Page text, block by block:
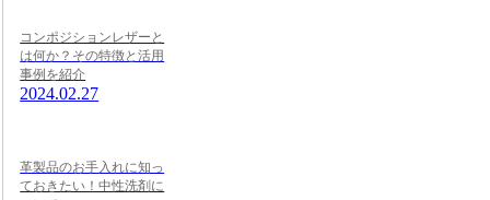
コンポジションレザーと
は何か？その特徴と活用
事例を紹介
2024.02.27
革製品のお手入れに知っ
ておきたい！中性洗剤に